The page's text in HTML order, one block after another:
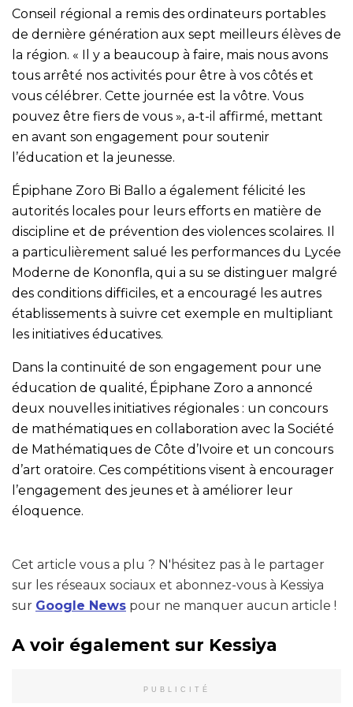
Conseil régional a remis des ordinateurs portables
de dernière génération aux sept meilleurs élèves de
la région. « Il y a beaucoup à faire, mais nous avons
tous arrêté nos activités pour être à vos côtés et
vous célébrer. Cette journée est la vôtre. Vous
pouvez être fiers de vous », a-t-il affirmé, mettant
en avant son engagement pour soutenir
l’éducation et la jeunesse.
Épiphane Zoro Bi Ballo a également félicité les
autorités locales pour leurs efforts en matière de
discipline et de prévention des violences scolaires. Il
a particulièrement salué les performances du Lycée
Moderne de Kononfla, qui a su se distinguer malgré
des conditions difficiles, et a encouragé les autres
établissements à suivre cet exemple en multipliant
les initiatives éducatives.
Dans la continuité de son engagement pour une
éducation de qualité, Épiphane Zoro a annoncé
deux nouvelles initiatives régionales : un concours
de mathématiques en collaboration avec la Société
de Mathématiques de Côte d’Ivoire et un concours
d’art oratoire. Ces compétitions visent à encourager
l’engagement des jeunes et à améliorer leur
éloquence.
Cet article vous a plu ? N'hésitez pas à le partager
sur les réseaux sociaux et abonnez-vous à Kessiya
sur Google News pour ne manquer aucun article !
A voir également sur Kessiya
PUBLICITÉ